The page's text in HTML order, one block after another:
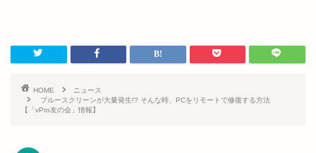
HOME
ニュース
ブルースクリーンが大量発生!? そんな時、PCをリモートで修復する方法
【「vPro友の会」情報】